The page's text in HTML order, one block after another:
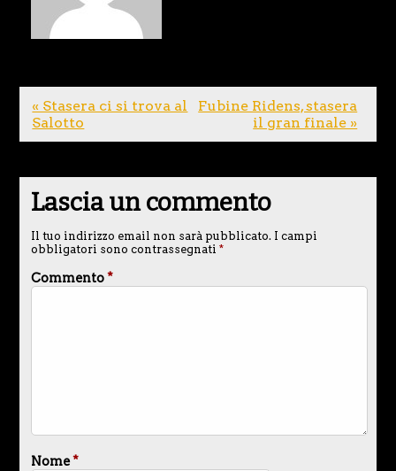
« Stasera ci si trova al
Salotto
Fubine Ridens, stasera
il gran finale »
Lascia un commento
Il tuo indirizzo email non sarà pubblicato. I campi
obbligatori sono contrassegnati *
Commento*
Nome*